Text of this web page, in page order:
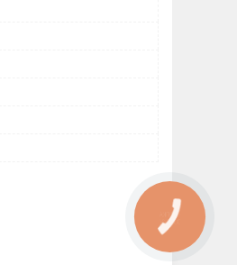
КНОПКА
ЗВ'ЯЗКУ